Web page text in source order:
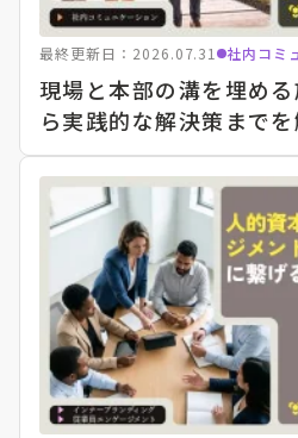
最終更新日：2026.07.31 社内コミ
現場と本部の溝を埋め
ら実践的な解決策まで